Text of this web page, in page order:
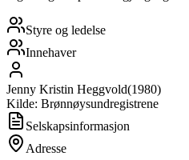
Styre og ledelse
Innehaver
Jenny Kristin Heggvold(1980)
Kilde: Brønnøysundregistrene
Selskapsinformasjon
Adresse